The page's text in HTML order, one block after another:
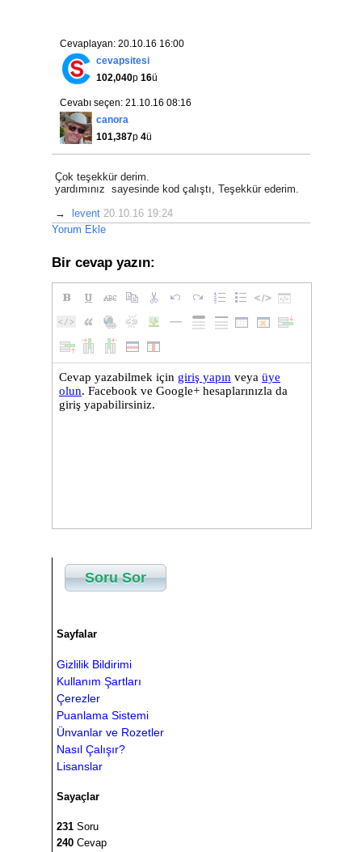
Cevaplayan: 20.10.16 16:00
cevapsitesi
102,040p 16ü
Cevabı seçen: 21.10.16 08:16
canora
101,387p 4ü
Çok teşekkür derim.
yardımınız sayesinde kod çalıştı, Teşekkür ederim.
→
levent 20.10.16 19:24
Yorum Ekle
Bir cevap yazın:
Soru Sor
Sayfalar
Gizlilik Bildirimi
Kullanım Şartları
Çerezler
Puanlama Sistemi
Ünvanlar ve Rozetler
Nasıl Çalışır?
Lisanslar
Sayaçlar
231 Soru
240 Cevap